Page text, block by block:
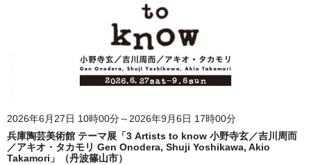
2026年6月27日 10時00分～2026年9月6日 17時00分
兵庫陶芸美術館 テーマ展「3 Artists to know 小野寺玄／吉川周而
／アキオ・タカモリ Gen Onodera, Shuji Yoshikawa, Akio
Takamori」（丹波篠山市）